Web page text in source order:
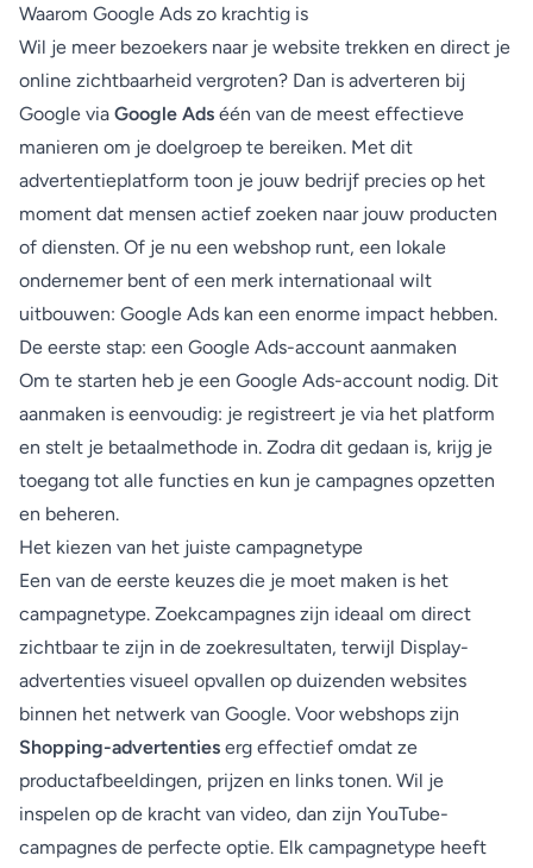
Waarom Google Ads zo krachtig is
Wil je meer bezoekers naar je website trekken en direct je
online zichtbaarheid vergroten? Dan is adverteren bij
Google via Google Ads één van de meest effectieve
manieren om je doelgroep te bereiken. Met dit
advertentieplatform toon je jouw bedrijf precies op het
moment dat mensen actief zoeken naar jouw producten
of diensten. Of je nu een webshop runt, een lokale
ondernemer bent of een merk internationaal wilt
uitbouwen: Google Ads kan een enorme impact hebben.
De eerste stap: een Google Ads-account aanmaken
Om te starten heb je een Google Ads-account nodig. Dit
aanmaken is eenvoudig: je registreert je via het platform
en stelt je betaalmethode in. Zodra dit gedaan is, krijg je
toegang tot alle functies en kun je campagnes opzetten
en beheren.
Het kiezen van het juiste campagnetype
Een van de eerste keuzes die je moet maken is het
campagnetype. Zoekcampagnes zijn ideaal om direct
zichtbaar te zijn in de zoekresultaten, terwijl Display-
advertenties visueel opvallen op duizenden websites
binnen het netwerk van Google. Voor webshops zijn
Shopping-advertenties erg effectief omdat ze
productafbeeldingen, prijzen en links tonen. Wil je
inspelen op de kracht van video, dan zijn YouTube-
campagnes de perfecte optie. Elk campagnetype heeft